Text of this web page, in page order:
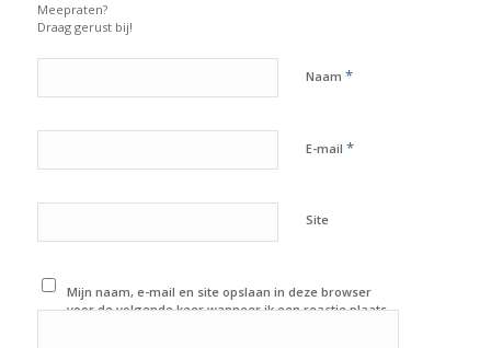
Meepraten?
Draag gerust bij!
Naam *
E-mail *
Site
Mijn naam, e-mail en site opslaan in deze browser
voor de volgende keer wanneer ik een reactie plaats.